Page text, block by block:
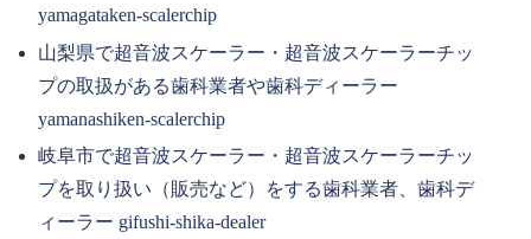
yamagataken-scalerchip
山梨県で超音波スケーラー・超音波スケーラーチッ
プの取扱がある歯科業者や歯科ディーラー
yamanashiken-scalerchip
岐阜市で超音波スケーラー・超音波スケーラーチッ
プを取り扱い（販売など）をする歯科業者、歯科デ
ィーラー gifushi-shika-dealer